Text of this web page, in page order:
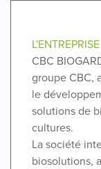
L'ENTREPRISE
CBC
groupe CBC,
le
solutions de
cultures.
La société
biosolutions,